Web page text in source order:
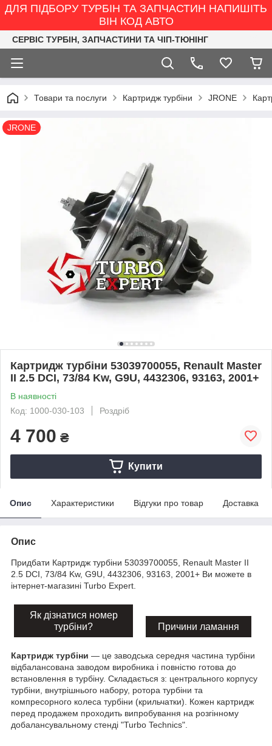
ДЛЯ ПІДБОРУ ТУРБІН ТА ЗАПЧАСТИН НАПИШІТЬ
ВІН КОД АВТО
СЕРВІС ТУРБІН, ЗАПЧАСТИНИ ТА ЧІП-ТЮНІНГ
Товари та послуги Картридж турбіни JRONE
JRONE
Картридж турбіни 53039700055, Renault Master
II 2.5 DCI, 73/84 Kw, G9U, 4432306, 93163, 2001+
В наявності
Код: 1000-030-103
Роздріб
4 700 ₴
Купити
Опис Характеристики Відгуки про товар Доставка
Опис
Придбати Картридж турбіни 53039700055, Renault Master II
2.5 DCI, 73/84 Kw, G9U, 4432306, 93163, 2001+ Ви можете в
інтернет-магазині Turbo Expert.
Як дізнатися номер
турбіни?
Причини ламання
Картридж турбіни — це заводська середня частина турбіни
відбалансована заводом виробника і повністю готова до
встановлення в турбіну. Складається з: центрального корпусу
турбіни, внутрішнього набору, ротора турбіни та
компресорного колеса турбіни (крильчатки). Кожен картридж
перед продажем проходить випробування на розгінному
добалансувальному стенді "Turbo Technics".